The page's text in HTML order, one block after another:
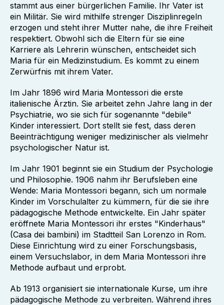
stammt aus einer bürgerlichen Familie. Ihr Vater ist
ein Militär. Sie wird mithilfe strenger Disziplinregeln
erzogen und steht ihrer Mutter nahe, die ihre Freiheit
respektiert. Obwohl sich die Eltern für sie eine
Karriere als Lehrerin wünschen, entscheidet sich
Maria für ein Medizinstudium. Es kommt zu einem
Zerwürfnis mit ihrem Vater.
Im Jahr 1896 wird Maria Montessori die erste
italienische Ärztin. Sie arbeitet zehn Jahre lang in der
Psychiatrie, wo sie sich für sogenannte "debile"
Kinder interessiert. Dort stellt sie fest, dass deren
Beeinträchtigung weniger medizinischer als vielmehr
psychologischer Natur ist.
Im Jahr 1901 beginnt sie ein Studium der Psychologie
und Philosophie. 1906 nahm ihr Berufsleben eine
Wende: Maria Montessori begann, sich um normale
Kinder im Vorschulalter zu kümmern, für die sie ihre
pädagogische Methode entwickelte. Ein Jahr später
eröffnete Maria Montessori ihr erstes "Kinderhaus"
(Casa dei bambini) im Stadtteil San Lorenzo in Rom.
Diese Einrichtung wird zu einer Forschungsbasis,
einem Versuchslabor, in dem Maria Montessori ihre
Methode aufbaut und erprobt.
Ab 1913 organisiert sie internationale Kurse, um ihre
pädagogische Methode zu verbreiten. Während ihres